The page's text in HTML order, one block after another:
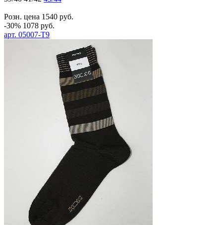
Розн. цена 1540 руб.
-30% 1078 руб.
арт. 05007-T9